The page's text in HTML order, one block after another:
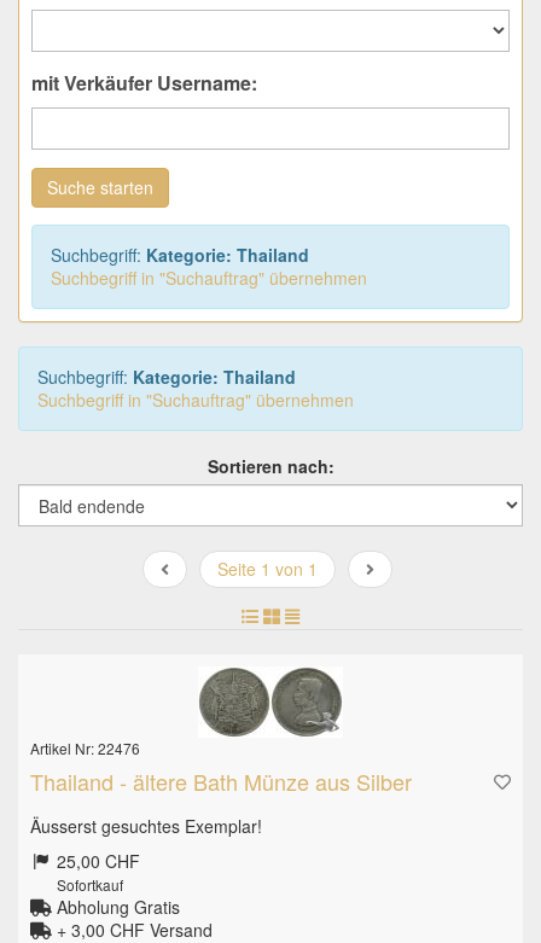
mit Verkäufer Username:
Suche starten
Suchbegriff: Kategorie: Thailand
Suchbegriff in "Suchauftrag" übernehmen
Suchbegriff: Kategorie: Thailand
Suchbegriff in "Suchauftrag" übernehmen
Sortieren nach:
Seite 1 von 1
Artikel Nr: 22476
Thailand - ältere Bath Münze aus Silber
Äusserst gesuchtes Exemplar!
25,00 CHF
Sofortkauf
Abholung Gratis
+ 3,00 CHF Versand